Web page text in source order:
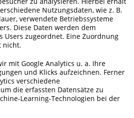
Nutzungsdaten, wie z. B.
verwendete Betriebssysteme
Diese Daten werden dem
Users zugeordnet. Eine Zuordnung
nicht.
mit Google Analytics u. a. Ihre
und Klicks aufzeichnen. Ferner
verschiedene
die erfassten Datensätze zu
Learning-Technologien bei der